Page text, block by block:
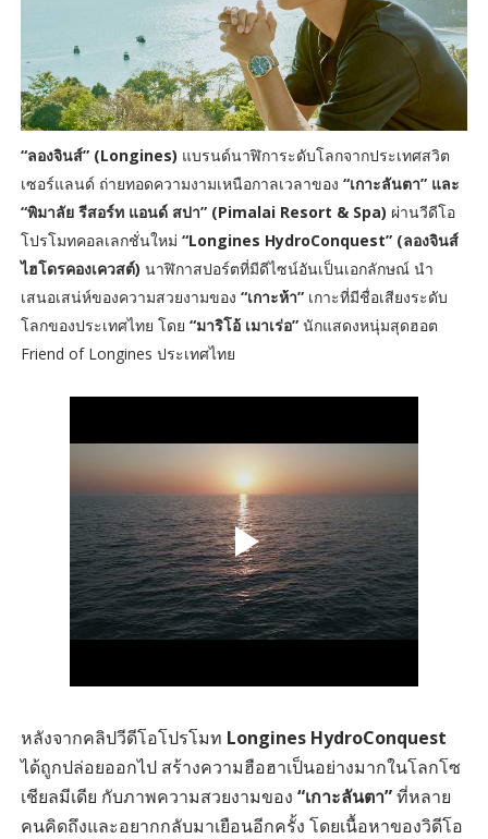
“ลองจินส์” (Longines) แบรนด์นาฬิการะดับโลกจากประเทศสวิต
เซอร์แลนด์ ถ่ายทอดความงามเหนือกาลเวลาของ “เกาะลันตา” และ
“พิมาลัย รีสอร์ท แอนด์ สปา” (Pimalai Resort & Spa) ผ่านวีดีโอ
โปรโมทคอลเลกชั่นใหม่ “Longines HydroConquest” (ลองจินส์
ไฮโดรคองเควสต์) นาฬิกาสปอร์ตที่มีดีไซน์อันเป็นเอกลักษณ์ นำ
เสนอเสน่ห์ของความสวยงามของ “เกาะห้า”เกาะที่มีชื่อเสียงระดับ
โลกของประเทศไทย โดย “มาริโอ้ เมาเร่อ”นักแสดงหนุ่มสุดฮอต
Friend of Longines ประเทศไทย
หลังจากคลิปวีดีโอโปรโมท Longines HydroConquest
ได้ถูกปล่อยออกไป สร้างความฮือฮาเป็นอย่างมากในโลกโซ
เชียลมีเดีย กับภาพความสวยงามของ “เกาะลันตา”ที่หลาย
คนคิดถึงและอยากกลับมาเยือนอีกครั้ง โดยเนื้อหาของวิดีโอ